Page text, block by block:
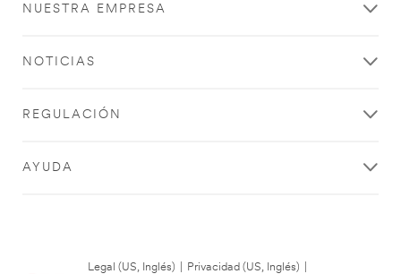
NUESTRA EMPRESA
NOTICIAS
REGULACIÓN
AYUDA
Legal (US, Inglés) Privacidad (US, Inglés)